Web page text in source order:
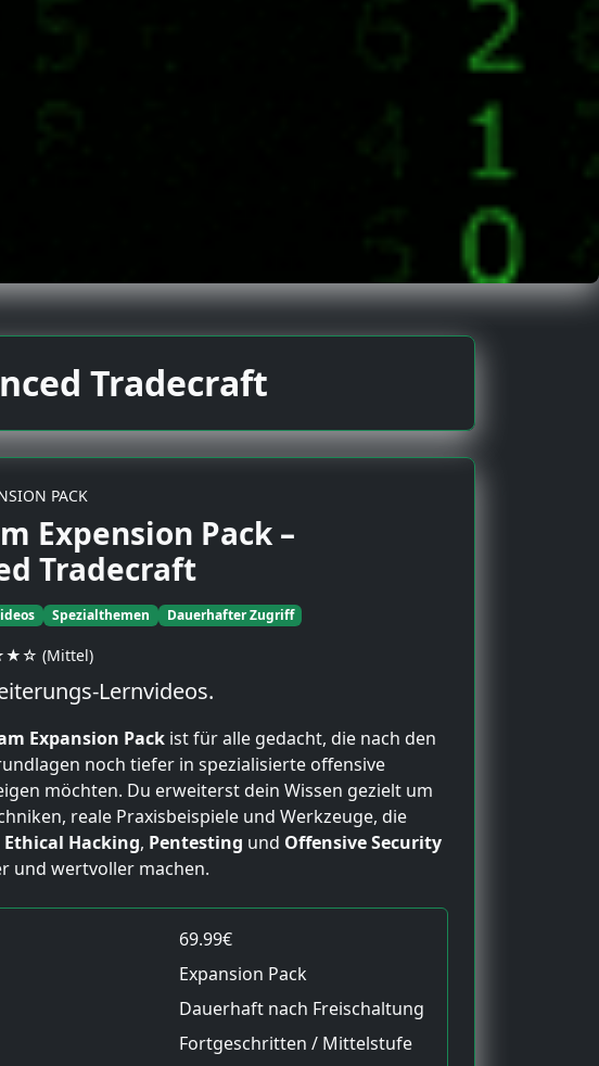
Tradecraft
PACK
Expension Pack –
Tradecraft
Spezialthemen Dauerhafter Zugriff
(Mittel)
Lernvideos.
Expansion Pack ist für alle gedacht, die nach den
noch tiefer in spezialisierte offensive
möchten. Du erweiterst dein Wissen gezielt um
reale Praxisbeispiele und Werkzeuge, die
Ethical Hacking, Pentesting und Offensive Security
und wertvoller machen.
69.99€
Expansion Pack
Dauerhaft nach Freischaltung
Fortgeschritten / Mittelstufe